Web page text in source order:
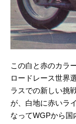
この白と赤のカラ
ロードレース世界
ラスでの新しい挑
が、白地に赤いラ
なってWGPから国